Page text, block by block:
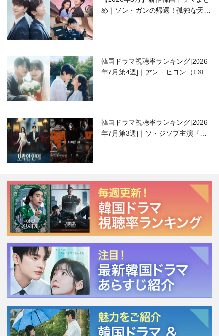
め｜ソン・ガンの帰還！孤独な天才
韓国ドラマ視聴率ランキング[2026
年7月第4週]｜アン・ヒヨン（EXID
韓国ドラマ視聴率ランキング[2026
年7月第3週]｜ソ・ジソブ主演『エ